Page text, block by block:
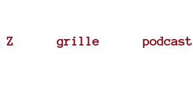
Z grille podcast